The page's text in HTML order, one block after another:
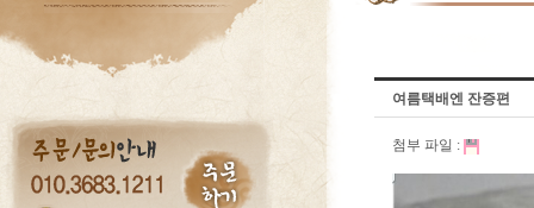
여름택배엔 잔증편
첨부 파일 :